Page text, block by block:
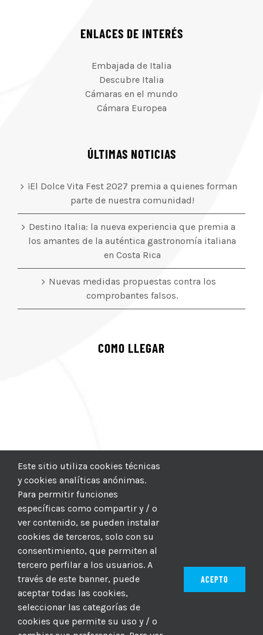
ENLACES DE INTERÉS
Embajada de Italia
Descubre Italia
Cámaras en el mundo
Cámara Europea
ÚLTIMAS NOTICIAS
¡El Dolce Vita Fest 2027 premia a quienes forman
parte de nuestra comunidad!
Destino Italia: la nueva experiencia que premia a
los amantes de la auténtica gastronomía italiana
en Costa Rica
Nuevas medidas propuestas contra los
comprobantes falsos.
COMO LLEGAR
© 2012–2025 |CICIC| Hosting: Hosting Para PYMES
MBAGIO.COM
| Todos los derechos reservados
Este sitio utiliza cookies técnicas
y cookies analíticas anónimas.
Para permitir funciones
específicas como compartir y / o
ver contenido, se pueden instalar
cookies de terceros, solo con su
consentimiento, que permiten al
tercero perfilar a los usuarios. A
través de este banner, puede
aceptar todas las cookies,
seleccionar las categorías de
cookies que permite su uso y / o
ACEPTO